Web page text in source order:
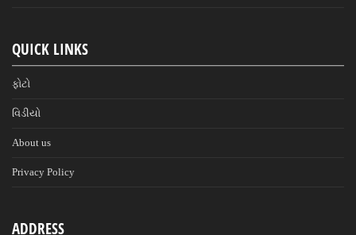
QUICK LINKS
ફોટો
વિડીયો
About us
Privacy Policy
ADDRESS